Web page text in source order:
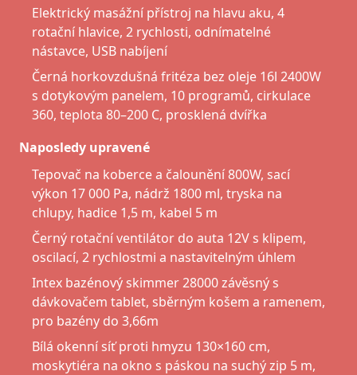
Elektrický masážní přístroj na hlavu aku, 4
rotační hlavice, 2 rychlosti, odnímatelné
nástavce, USB nabíjení
Černá horkovzdušná fritéza bez oleje 16l 2400W
s dotykovým panelem, 10 programů, cirkulace
360, teplota 80–200 C, prosklená dvířka
Naposledy upravené
Tepovač na koberce a čalounění 800W, sací
výkon 17 000 Pa, nádrž 1800 ml, tryska na
chlupy, hadice 1,5 m, kabel 5 m
Černý rotační ventilátor do auta 12V s klipem,
oscilací, 2 rychlostmi a nastavitelným úhlem
Intex bazénový skimmer 28000 závěsný s
dávkovačem tablet, sběrným košem a ramenem,
pro bazény do 3,66m
Bílá okenní síť proti hmyzu 130×160 cm,
moskytiéra na okno s páskou na suchý zip 5 m,